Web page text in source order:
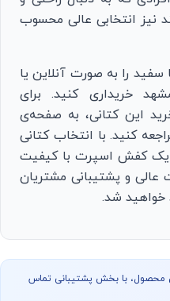
نیز انتخابی عالی محسوب
را به صورت آنلاین یا
خریداری کنید. برای
این کتانی، به صفحه‌ی
کنید. با انتخاب کتانی
یک کفش اسپرت با کیفیت
عالی و پشتیبانی مشتریان
خواهید شد.
محصول، با بخش پشتیبانی تماس